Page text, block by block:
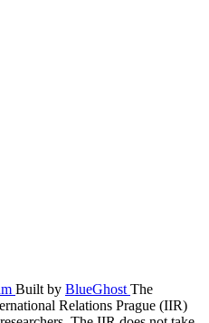
Built by BlueGhost The
Relations Prague (IIR)